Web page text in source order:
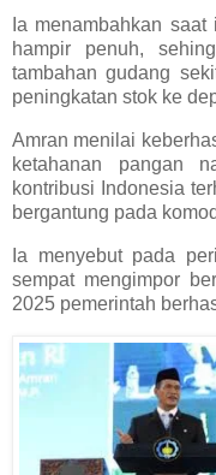
Ia menambahkan
hampir penuh,
tambahan gudang
peningkatan stok ke
Amran menilai
ketahanan pangan
kontribusi Indonesia
bergantung pada
Ia menyebut pada
sempat mengimpor
2025 pemerintah